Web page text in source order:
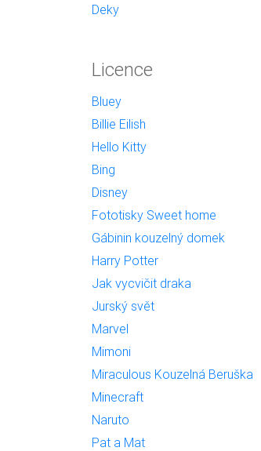
Deky
Licence
Bluey
Billie Eilish
Hello Kitty
Bing
Disney
Fototisky Sweet home
Gábinin kouzelný domek
Harry Potter
Jak vycvičit draka
Jurský svět
Marvel
Mimoni
Miraculous Kouzelná Beruška
Minecraft
Naruto
Pat a Mat